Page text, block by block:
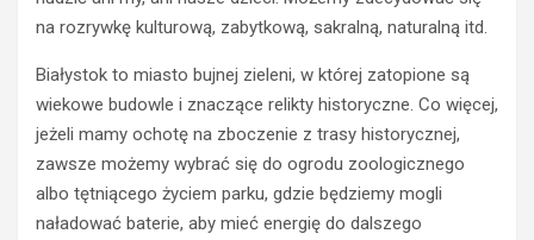
na rozrywkę kulturową, zabytkową, sakralną, naturalną itd.
Białystok to miasto bujnej zieleni, w której zatopione są
wiekowe budowle i znaczące relikty historyczne. Co więcej,
jeżeli mamy ochotę na zboczenie z trasy historycznej,
zawsze możemy wybrać się do ogrodu zoologicznego
albo tętniącego życiem parku, gdzie będziemy mogli
naładować baterie, aby mieć energię do dalszego
c
p
e
w
c
a
O
p